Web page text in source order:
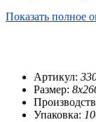
Показать полное
Артикул:
Размер:
Упаковка: